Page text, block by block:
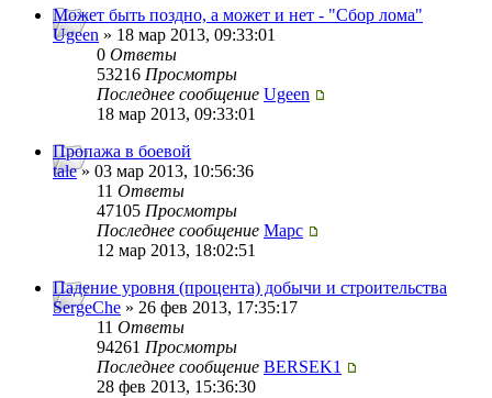
Может быть поздно, а может и нет - "Сбор лома"
Ugeen » 18 мар 2013, 09:33:01
0 Ответы
53216 Просмотры
Последнее сообщение Ugeen
18 мар 2013, 09:33:01
Пропажа в боевой
tale» 03 мар 2013, 10:56:36
11 Ответы
47105 Просмотры
Последнее сообщение Mapc
12 мар 2013, 18:02:51
Падение уровня (процента) добычи и строительства
SergeChe » 26 фев 2013, 17:35:17
11 Ответы
94261 Просмотры
Последнее сообщение BERSEK1
28 фев 2013, 15:36:30